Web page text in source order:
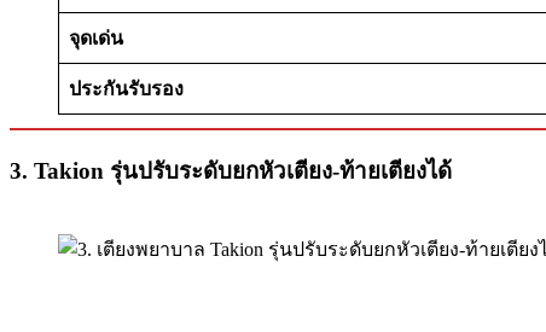
จุดเด่น
ประกันรับรอง
3. Takion รุ่นปรับระดับยกหัวเตียง-ท้ายเตียงได้